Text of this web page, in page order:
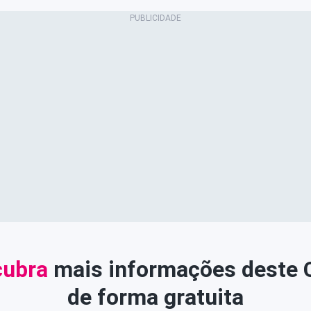
mais informações deste
de forma gratuita